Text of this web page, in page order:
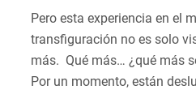
Pero esta experiencia en el
transfiguración no es solo
más. Qué más… ¿qué más
Por un momento, están